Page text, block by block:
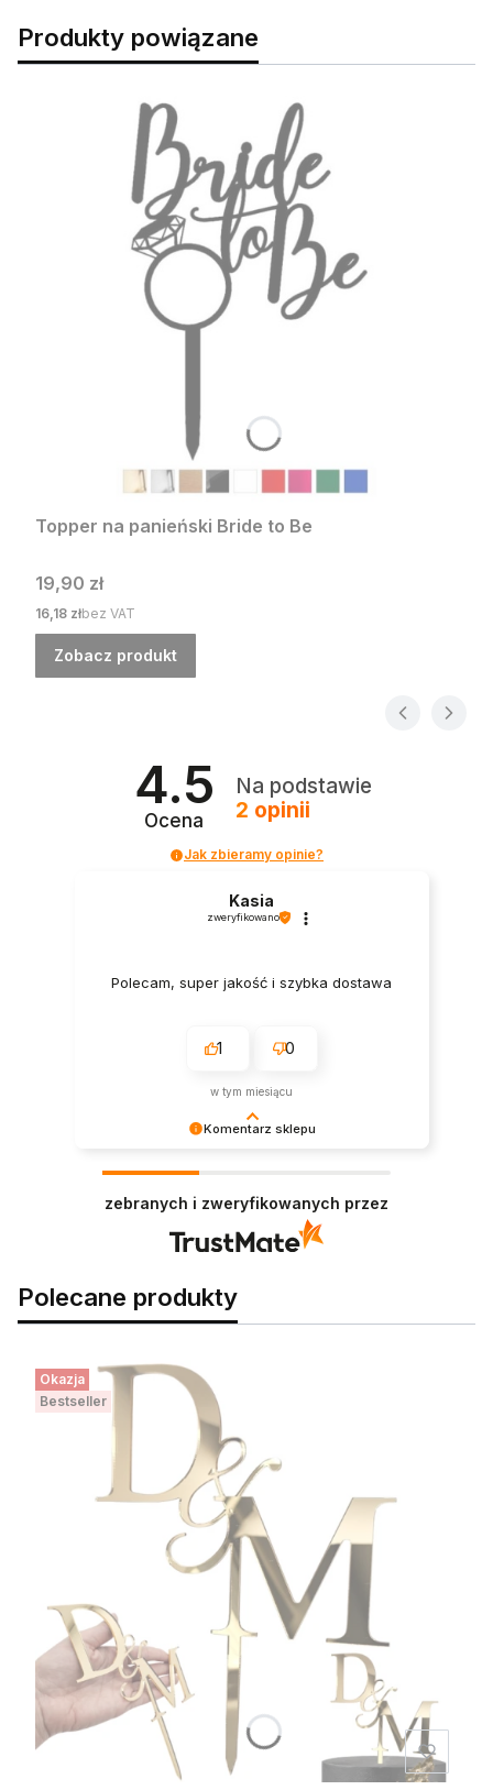
Produkty powiązane
Topper na panieński Bride to Be
Cena
19,90 zł
Cena
16,18 złbez VAT
Zobacz produkt
4.5
Ocena
Na podstawie
2 opinii
Jak zbieramy opinie?
Komentarz sklepu
Kasia
zweryfikowano
Polecam, super jakość i szybka dostawa
1 0
w tym miesiącu
zebranych i zweryfikowanych przez
Polecane produkty
Okazja
Bestseller